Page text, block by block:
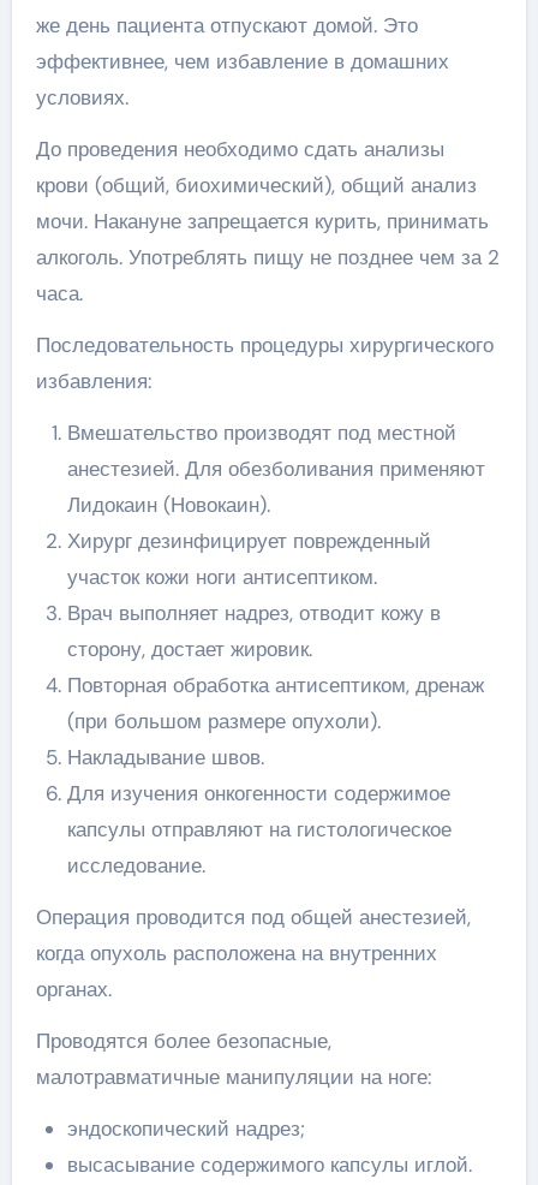
же день пациента отпускают домой. Это
эффективнее, чем избавление в домашних
условиях.
До проведения необходимо сдать анализы
крови (общий, биохимический), общий анализ
мочи. Накануне запрещается курить, принимать
алкоголь. Употреблять пищу не позднее чем за 2
часа.
Последовательность процедуры хирургического
избавления:
Вмешательство производят под местной
анестезией. Для обезболивания применяют
Лидокаин (Новокаин).
Хирург дезинфицирует поврежденный
участок кожи ноги антисептиком.
Врач выполняет надрез, отводит кожу в
сторону, достает жировик.
Повторная обработка антисептиком, дренаж
(при большом размере опухоли).
Накладывание швов.
Для изучения онкогенности содержимое
капсулы отправляют на гистологическое
исследование.
Операция проводится под общей анестезией,
когда опухоль расположена на внутренних
органах.
Проводятся более безопасные,
малотравматичные манипуляции на ноге:
эндоскопический надрез;
высасывание содержимого капсулы иглой.